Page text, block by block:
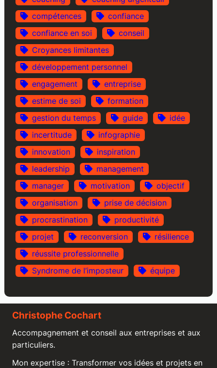
compétences
confiance
confiance en soi
conseil
Croyances limitantes
développement personnel
engagement
entreprise
estime de soi
formation
gestion du temps
guide
idée
incertitude
infographie
innovation
inspiration
leadership
management
manager
motivation
objectif
organisation
prise de décision
procrastination
productivité
projet
reconversion
résilience
réussite professionnelle
Syndrome de l’imposteur
équipe
Christophe Cochart
Accompagnement et conseil aux entreprises et aux
particuliers.
Mon expertise : Transformer vos idées et projets en